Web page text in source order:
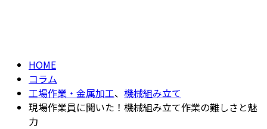
HOME
コラム
工場作業・金属加工、 機械組み立て
現場作業員に聞いた！機械組み立て作業の難しさと魅
力